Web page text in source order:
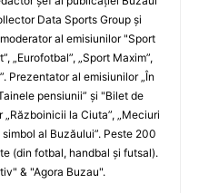
Data Sports Group şi
al emisiunilor "Sport
„Eurofotbal”, „Sport Maxim”,
Prezentator al emisiunilor „În
pensiunii” şi "Bilet de
la Ciuta”, „Meciuri
al Buzăului”. Peste 200
(din fotbal, handbal şi futsal).
& "Agora Buzau".